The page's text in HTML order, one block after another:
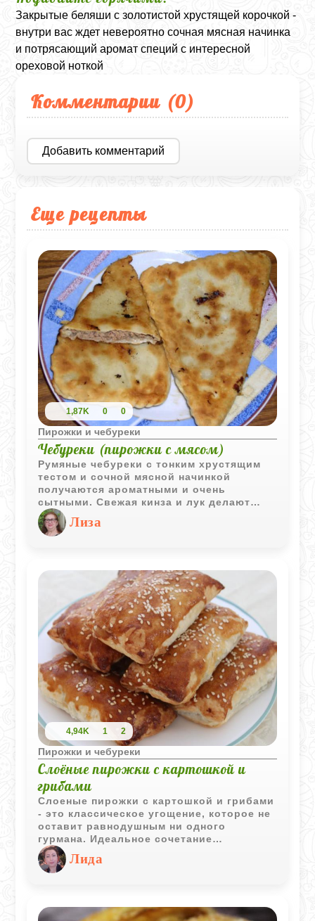
Закрытые беляши с золотистой хрустящей корочкой -
внутри вас ждет невероятно сочная мясная начинка
и потрясающий аромат специй с интересной
ореховой ноткой
Комментарии (0)
Добавить комментарий
Еще рецепты
1,87K 0 0
Пирожки и чебуреки
Чебуреки (пирожки с мясом)
Румяные чебуреки с тонким хрустящим
тестом и сочной мясной начинкой
получаются ароматными и очень
сытными. Свежая кинза и лук делают
вкус ярче и насыщеннее.
Лиза
4,94K 1 2
Пирожки и чебуреки
Слоёные пирожки с картошкой и
грибами
Слоеные пирожки с картошкой и грибами
- это классическое угощение, которое не
оставит равнодушным ни одного
гурмана. Идеальное сочетание
хрустящего теста, ароматной картошки и
сочных грибов. Попробуйте приготовить
их самостоятельно и удивите своих
горячем, так и в холодном виде.
Лида